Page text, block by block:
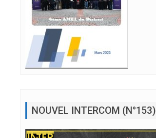
NOUVEL INTERCOM (N°153)